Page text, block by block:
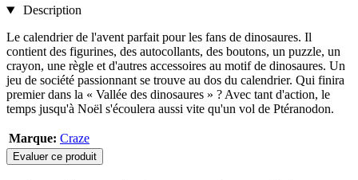
Description
Le calendrier de l'avent parfait pour les fans de dinosaures. Il
contient des figurines, des autocollants, des boutons, un puzzle, un
crayon, une règle et d'autres accessoires au motif de dinosaures. Un
jeu de société passionnant se trouve au dos du calendrier. Qui finira
premier dans la « Vallée des dinosaures » ? Avec tant d'action, le
temps jusqu'à Noël s'écoulera aussi vite qu'un vol de Ptéranodon.
Marque: Craze
Evaluer ce produit